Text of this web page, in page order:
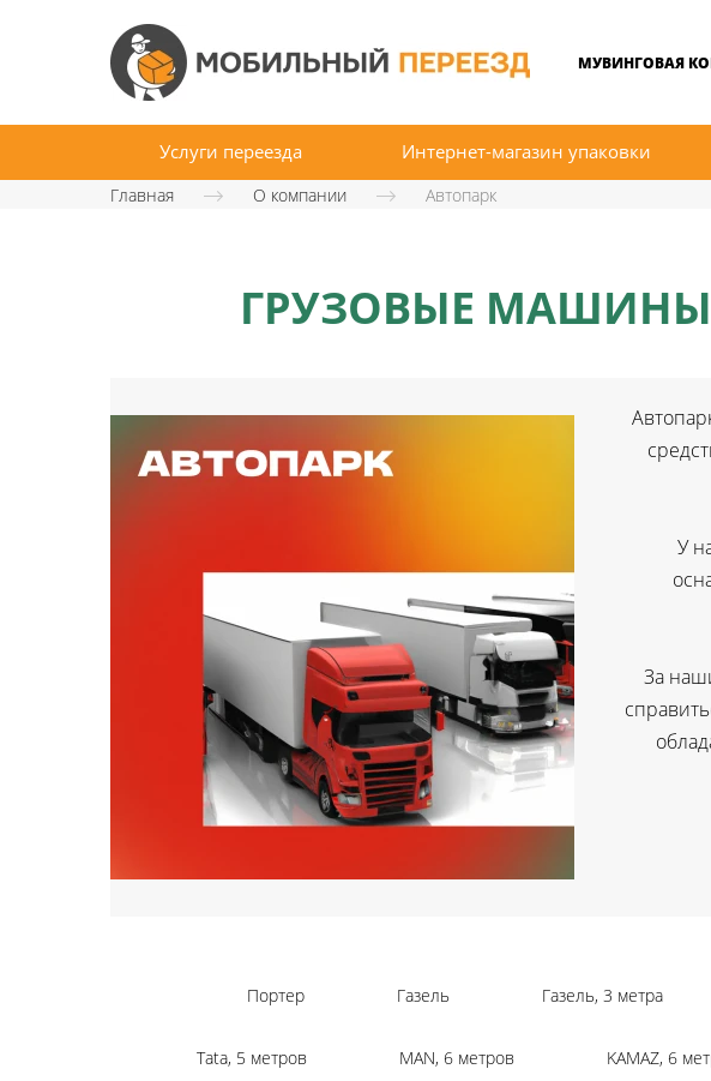
МУВИНГОВАЯ
Услуги переезда Интернет-магазин упаковки
Главная О компании Автопарк
ГРУЗОВЫЕ МАШИНЫ
У
За
Портер Газель Газель, 3 метра
Tata, 5 метров MAN, 6 метров KAMAZ, 6